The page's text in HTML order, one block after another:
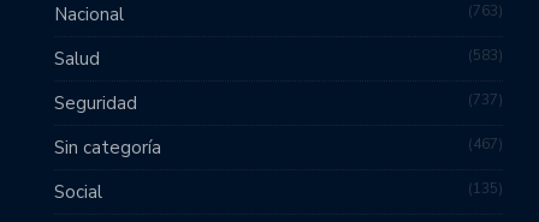
Nacional 763
Salud 583
Seguridad 737
Sin categoría 467
Social 135